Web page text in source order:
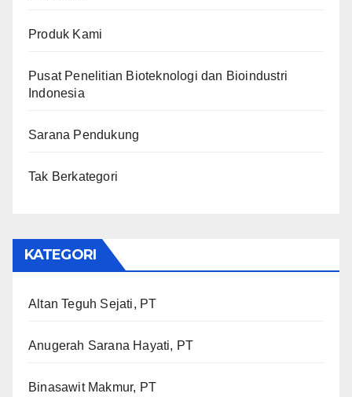
Produk Kami
Pusat Penelitian Bioteknologi dan Bioindustri
Indonesia
Sarana Pendukung
Tak Berkategori
KATEGORI
Altan Teguh Sejati, PT
Anugerah Sarana Hayati, PT
Binasawit Makmur, PT